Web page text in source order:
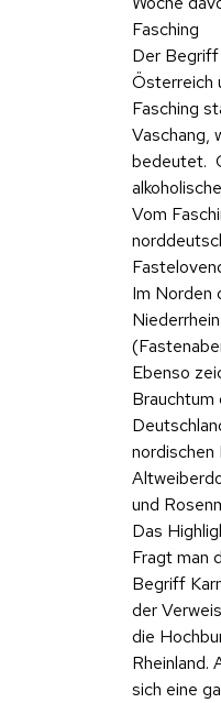
Fasching
Der Begriff
Österreich
Fasching
Vaschang,
bedeutet.
Vom
Im Norden
Ebenso
Brauchtum
nordischen
und
Das
Fragt man
Begriff
der
die
Rheinland.
sich eine